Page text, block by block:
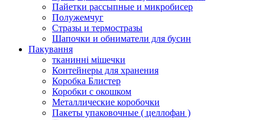
Пайетки рассыпные и микробисер
Полужемчуг
Стразы и термостразы
Шапочки и обниматели для бусин
Пакування
тканинні мішечки
Контейнеры для хранения
Коробка Блистер
Коробки с окошком
Металлические коробочки
Пакеты упаковочные ( целлофан )